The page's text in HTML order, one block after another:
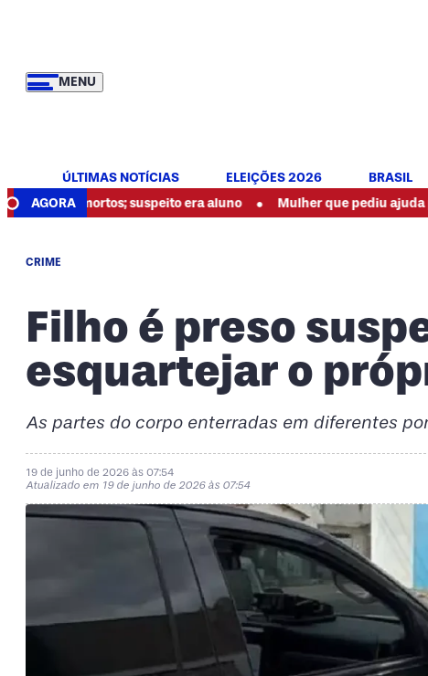
MENU
ÚLTIMAS NOTÍCIAS ELEIÇÕES 2026 BRASIL
AGORA
mortos; suspeito era aluno • Mulher que pediu ajuda por meio
CRIME
Filho é preso
esquartejar o
As partes do corpo enterradas em diferentes
19 de junho de 2026 às 07:54
Atualizado em 19 de junho de 2026 às 07:54